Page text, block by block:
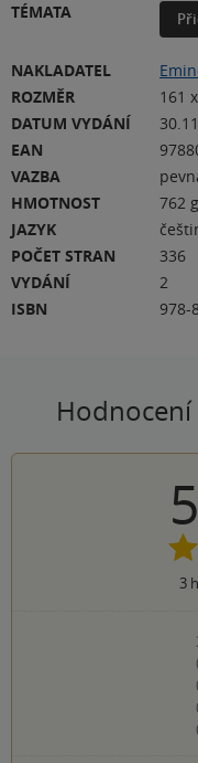
TÉMATA
NAKLADATEL
ROZMĚR
161
DATUM VYDÁNÍ
EAN
VAZBA
HMOTNOST
762 g
JAZYK
POČET STRAN
336
VYDÁNÍ
2
ISBN
978-
Hodnocení
3